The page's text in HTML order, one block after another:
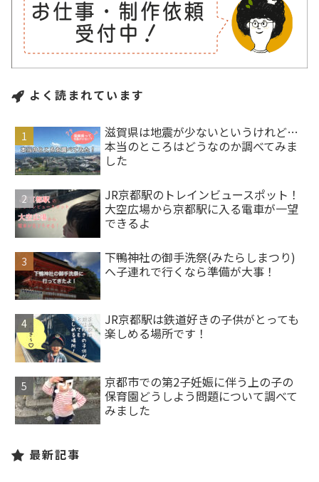
よく読まれています
滋賀県は地震が少ないというけれど…
本当のところはどうなのか調べてみま
した
JR京都駅のトレインビュースポット！
大空広場から京都駅に入る電車が一望
できるよ
下鴨神社の御手洗祭(みたらしまつり)
へ子連れで行くなら準備が大事！
JR京都駅は鉄道好きの子供がとっても
楽しめる場所です！
京都市での第2子妊娠に伴う上の子の
保育園どうしよう問題について調べて
みました
最新記事